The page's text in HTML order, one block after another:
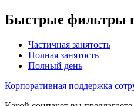
Быстрые фильтры
Частичная занятость
Полная занятость
Полный день
Корпоративная поддержка